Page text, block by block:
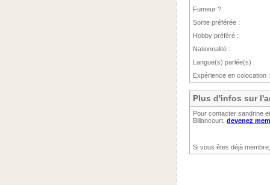
Fumeur ?
Sortie préférée :
Hobby préféré :
Nationnalité :
Langue(s) parlée(s) :
Expérience en colocation :
Plus d'infos sur
Pour contacter sandrine
Billancourt, devenez
Si vous êtes déjà